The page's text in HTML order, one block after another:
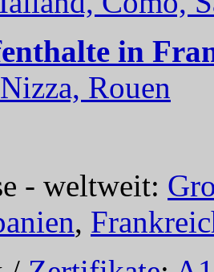
in
Rouen
- weltweit:
,